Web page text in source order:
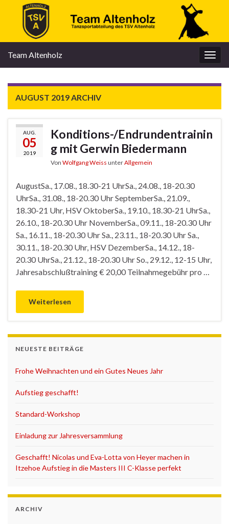
Team Altenholz
AUGUST 2019ARCHIV
AUG.
05
2019
Konditions-/Endrundentrainin
g mit Gerwin Biedermann
Von Wolfgang Weiss unterAllgemein
AugustSa., 17.08., 18.30-21 UhrSa., 24.08., 18-20.30
UhrSa., 31.08., 18-20.30 Uhr SeptemberSa., 21.09.,
18.30-21 Uhr, HSV OktoberSa., 19.10., 18.30-21 UhrSa.,
26.10., 18-20.30 Uhr NovemberSa., 09.11., 18-20.30 Uhr
Sa., 16.11., 18-20.30 Uhr Sa., 23.11., 18-20.30 Uhr Sa.,
30.11., 18-20.30 Uhr, HSV DezemberSa., 14.12., 18-
20.30 UhrSa., 21.12., 18-20.30 Uhr So., 29.12., 12-15 Uhr,
Jahresabschlußtraining € 20,00 Teilnahmegebühr pro …
Weiterlesen
NEUESTE BEITRÄGE
Frohe Weihnachten und ein Gutes Neues Jahr
Aufstieg geschafft!
Standard-Workshop
Einladung zur Jahresversammlung
Geschafft! Nicolas und Eva-Lotta von Heyer machen in
Itzehoe Aufstieg in die Masters III C-Klasse perfekt
ARCHIV